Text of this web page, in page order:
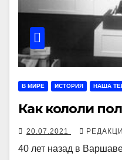
В МИРЕ ИСТОРИЯ НАША
Как кололи
20.07.2021
40 лет назад в